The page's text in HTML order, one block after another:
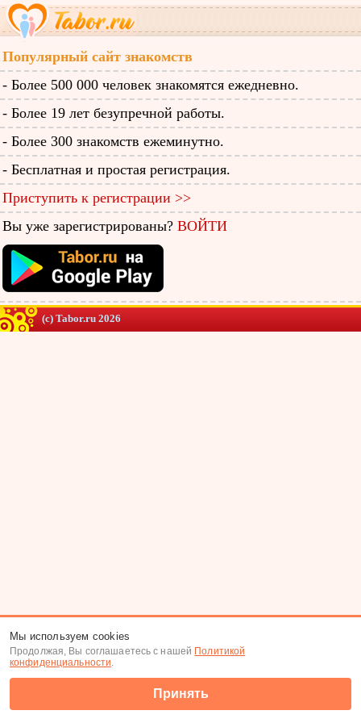
Популярный сайт знакомств
- Более 500 000 человек знакомятся ежедневно.
- Более 19 лет безупречной работы.
- Более 300 знакомств ежеминутно.
- Бесплатная и простая регистрация.
Приступить к регистрации >>
Вы уже зарегистрированы? ВОЙТИ
(c) Tabor.ru 2026
Мы используем cookies
Продолжая, Вы соглашаетесь с нашей Политикой
конфиденциальности.
Принять